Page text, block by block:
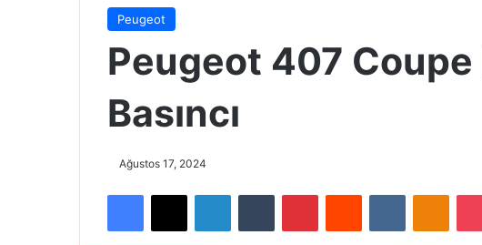
Peugeot
Peugeot 407
Basıncı
Ağustos 17, 2024
Facebook
X LinkedInTumblr PinterestReddit VKontakte